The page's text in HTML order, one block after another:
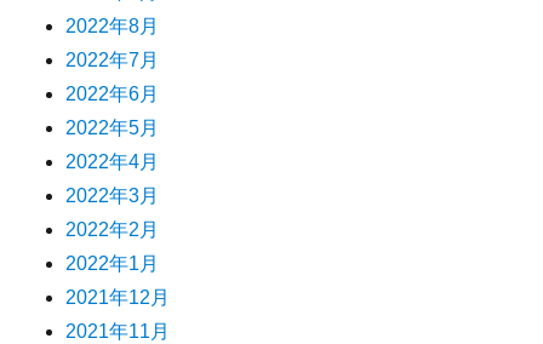
2022年8月
2022年7月
2022年6月
2022年5月
2022年4月
2022年3月
2022年2月
2022年1月
2021年12月
2021年11月